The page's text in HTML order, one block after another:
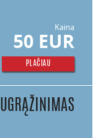
PLAČIAU
Kaina
50 EUR